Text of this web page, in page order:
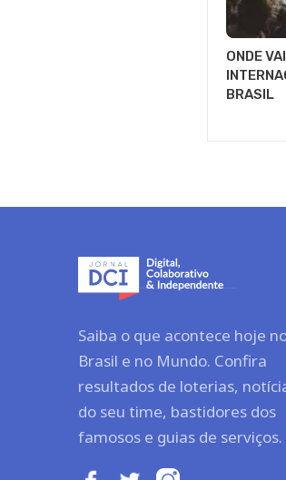
ONDE
BRASIL
Saiba o que acontece hoje
Brasil e no Mundo. Confira
resultados de loterias,
do seu time, bastidores dos
famosos e guias de serviços.